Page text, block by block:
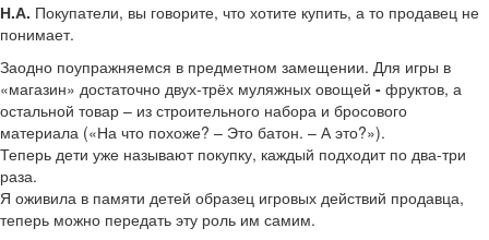
Н.А. Покупатели, вы говорите, что хотите купить, а то продавец не
понимает.
Заодно поупражняемся в предметном замещении. Для игры в
«магазин» достаточно двух-трёх муляжных овощей - фруктов, а
остальной товар – из строительного набора и бросового
материала («На что похоже? – Это батон. – А это?»).
Теперь дети уже называют покупку, каждый подходит по два-три
раза.
Я оживила в памяти детей образец игровых действий продавца,
теперь можно передать эту роль им самим.